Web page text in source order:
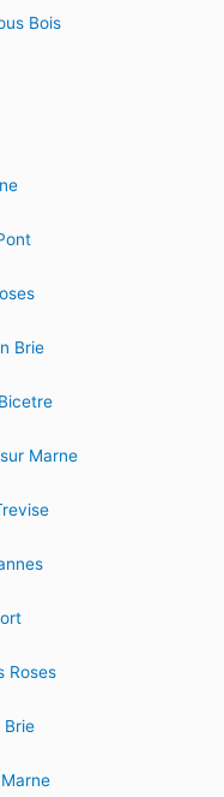
Bois
Brie
Marne
Roses
Brie